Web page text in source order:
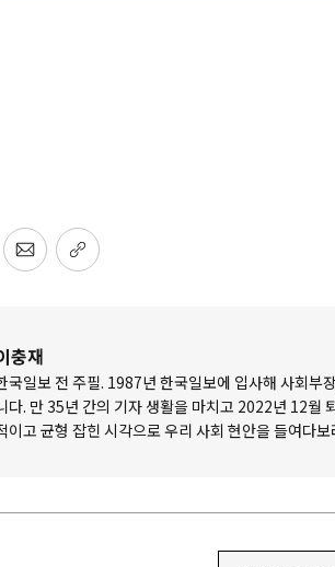
충재
국일보 전 주필. 1987년 한국일보에 입사해 사회부
다. 만 35년 간의 기자 생활을 마치고 2022년 12월
이고 균형 잡힌 시각으로 우리 사회 현안을 들여다보